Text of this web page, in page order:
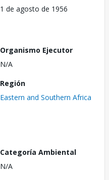
1 de agosto de 1956
Organismo Ejecutor
N/A
Región
Eastern and Southern Africa
Categoría Ambiental
N/A